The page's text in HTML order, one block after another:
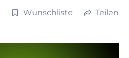
Wunschliste Teilen